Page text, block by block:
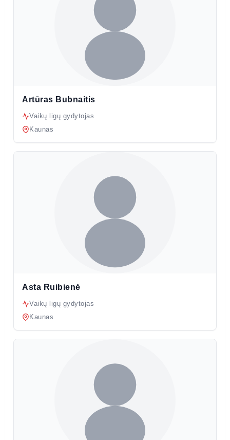
Artūras Bubnaitis
Vaikų ligų gydytojas
Kaunas
Asta Ruibienė
Vaikų ligų gydytojas
Kaunas